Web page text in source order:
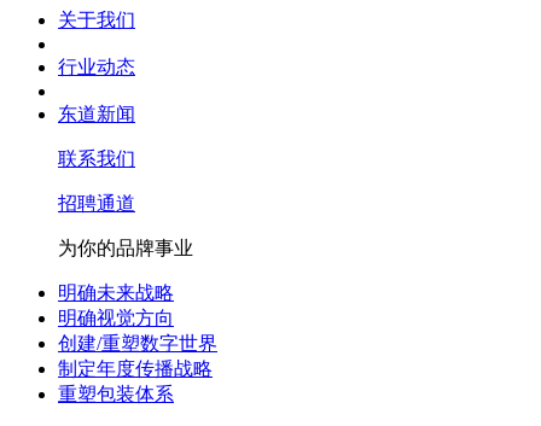
关于我们
行业动态
东道新闻
联系我们
招聘通道
为你的品牌事业
明确未来战略
明确视觉方向
创建/重塑数字世界
制定年度传播战略
重塑包装体系